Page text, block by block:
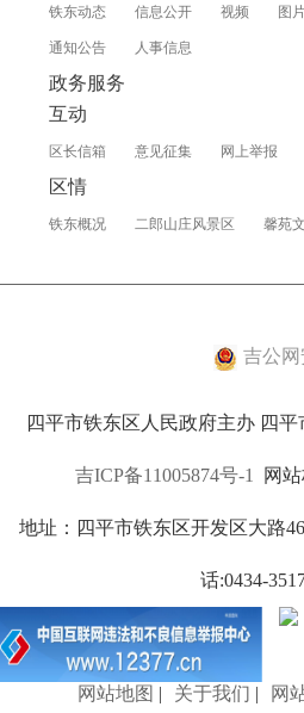
5.深化执法备案改革。对
政检查使用“行政检查执法备
做到“事前备案、手机亮证、
价”;严格执行《重大行政处
和投诉争议案件联席会议审
以上承诺，保证做到，欢
铁东动态 信息公开 视频 图
通知公告 人事信息
政务服务
互动
区长信箱 意见征集 网上举报
区情
铁东概况 二郎山庄风景区 馨苑
吉公网
四平市铁东区人民政府主办 四
吉ICP备11005874号-1 网站
地址：四平市铁东区开发区大路
话:0434-
网站地图 | 关于我们 | 网